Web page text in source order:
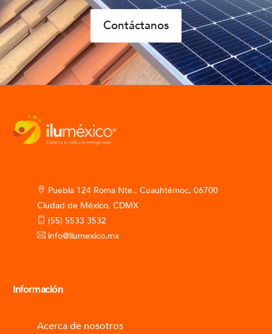
Contáctanos
Puebla 124 Roma Nte., Cuauhtémoc, 06700
Ciudad de México, CDMX
(55) 5533 3532
info@ilumexico.mx
Información
Acerca de nosotros